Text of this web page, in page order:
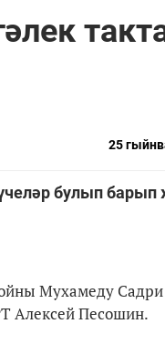
25
булып барып
Мухамеду Садри
Алексей Песошин.